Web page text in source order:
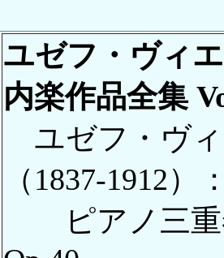
ユゼフ・ヴィ
内楽作品全集
ユゼフ・ヴ
（1837-1912）
ピアノ三重